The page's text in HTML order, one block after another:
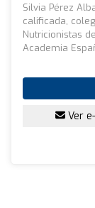
Silvia Pérez
calificada,
Nutricionistas
Academia
Ver